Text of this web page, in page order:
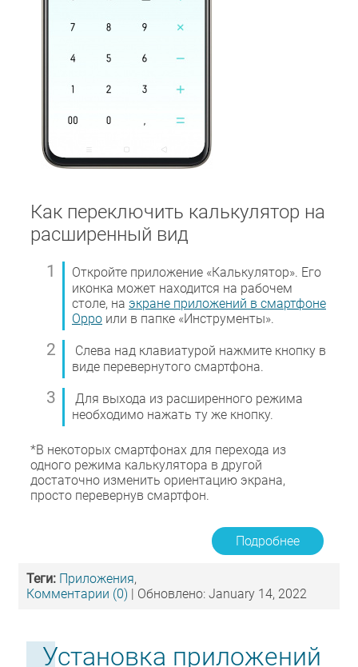
Как переключить калькулятор на
расширенный вид
Откройте приложение «Калькулятор». Его
иконка может находится на рабочем
столе, на экране приложений в смартфоне
Oppo или в папке «Инструменты».
Слева над клавиатурой нажмите кнопку в
виде перевернутого смартфона.
Для выхода из расширенного режима
необходимо нажать ту же кнопку.
*В некоторых смартфонах для перехода из
одного режима калькулятора в другой
достаточно изменить ориентацию экрана,
просто перевернув смартфон.
Подробнее
Теги: Приложения,
Комментарии (0) | Обновлено: January 14, 2022
Установка приложений